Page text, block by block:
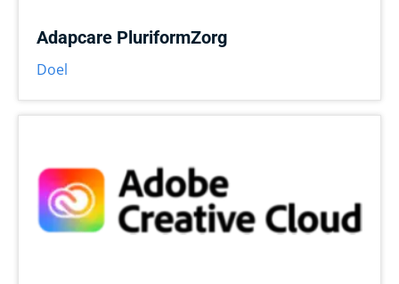
Adapcare PluriformZorg
Doel